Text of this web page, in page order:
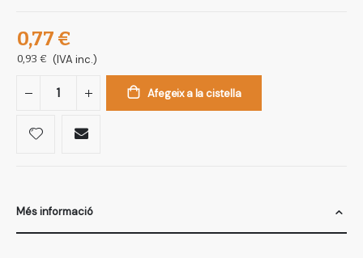
0,77 €
0,93 € (IVA inc.)
Afegeix a la cistella
Més informació